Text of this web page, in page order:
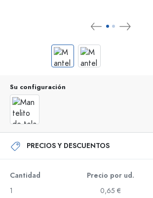
Su configuración
PRECIOS Y DESCUENTOS
Cantidad Precio por ud.
1
0,65 €